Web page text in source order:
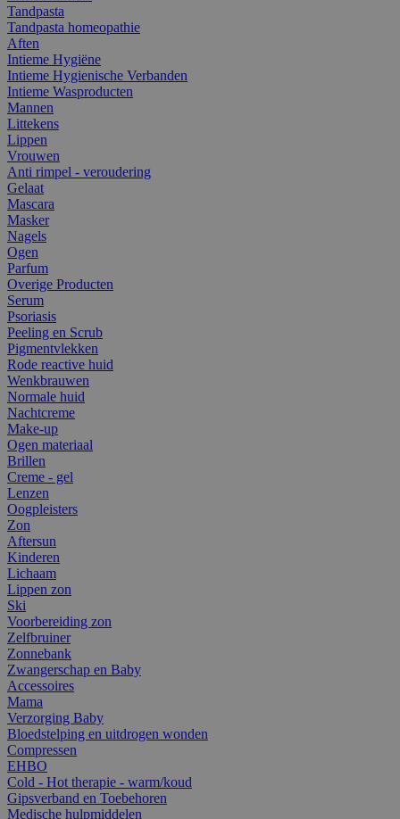
Tandpasta
Tandpasta homeopathie
Aften
Intieme Hygiëne
Intieme Hygienische Verbanden
Intieme Wasproducten
Mannen
Littekens
Lippen
Vrouwen
Anti rimpel - veroudering
Gelaat
Mascara
Masker
Nagels
Ogen
Parfum
Overige Producten
Serum
Psoriasis
Peeling en Scrub
Pigmentvlekken
Rode reactive huid
Wenkbrauwen
Normale huid
Nachtcreme
Make-up
Ogen materiaal
Brillen
Creme - gel
Lenzen
Oogpleisters
Zon
Aftersun
Kinderen
Lichaam
Lippen zon
Ski
Voorbereiding zon
Zelfbruiner
Zonnebank
Zwangerschap en Baby
Accessoires
Mama
Verzorging Baby
Bloedstelping en uitdrogen wonden
Compressen
EHBO
Cold - Hot therapie - warm/koud
Gipsverband en Toebehoren
Medische hulpmiddelen